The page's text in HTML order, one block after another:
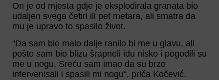
On je od mjesta gdje je eksplodirala granata bio
udaljen svega četiri ili pet metara, ali smatra da
mu je upravo to spasilo život.
“Da sam bio malo dalje ranilo bi me u glavu, ali
pošto sam bio blizu šrapneli idu nisko i pogodili su
me u nogu. Sreću sam imao da su brzo
intervenisali i spasili mi nogu“, priča Kočević.